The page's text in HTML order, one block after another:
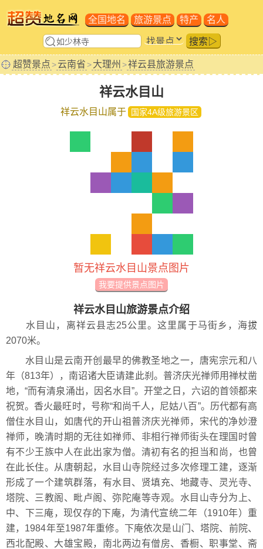
全国地名 旅游景点 特产 名人
搜索▷
超赞景点>云南省>大理州 >祥云县旅游景点
祥云水目山
祥云水目山属于 国家4A级旅游景区
暂无祥云水目山景点图片
我要提供景点图片
祥云水目山旅游景点介绍
水目山，离祥云县志25公里。这里属于马街乡，海拔
2070米。
水目山是云南开创最早的佛教圣地之一，唐宪宗元和八
年（813年），南诏诸大臣请建此刹。普济庆光禅师用禅杖凿
地，“而有清泉涌出，因名水目”。开堂之日，六诏的首领都来
祝贺。香火最旺时，号称“和尚千人，尼姑八百”。历代都有高
僧住水目山，如唐代的开山祖普济庆光禅师，宋代的净妙澄
禅师，晚清时期的无往如禅师、非相行禅师街头在理国时曾
有不少王族中人在此出家为僧。清初有名的担当和尚，也曾
在此长住。从唐朝起，水目山寺院经过多次修理工建，逐渐
形成了一个建筑群落，有水目、贤填充、地藏寺、灵光寺、
塔院、三教阁、毗卢阁、弥陀庵等寺观。水目山寺分为上、
中、下三庵，现仅存的下庵，为清代宣统二年（1910年）重
建，1984年至1987年重修。下庵依次是山门、塔院、前院、
西北配殿、大雄宝殿，南北两边有僧房、香橱、职事堂、斋